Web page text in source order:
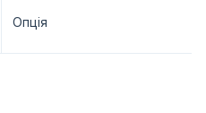
Опція